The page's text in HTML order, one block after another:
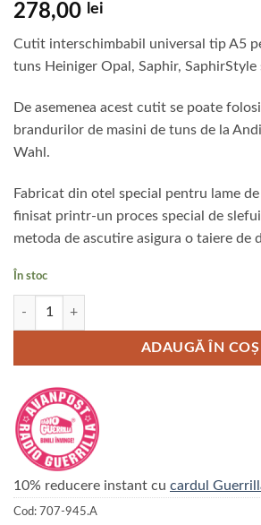
278,00 lei
Cutit interschimbabil universal tip A5
tuns Heiniger Opal, Saphir, SaphirStyle
De asemenea acest cutit se poate
brandurilor de masini de tuns de la
Wahl.
Fabricat din otel special pentru lame
finisat printr-un proces special de
metoda de ascutire asigura o taiere de
În stoc
Cantitate Cutit HEINIGER Tip A5 nr.7F – 3.2
ADAUGĂ ÎN COȘ
10% reducere instant cu cardul
Cod: 707-945.A